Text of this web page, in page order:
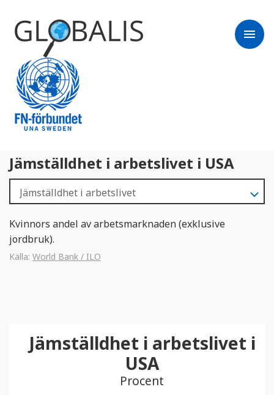
menu
Jämställdhet i arbetslivet i USA
Kvinnors andel av arbetsmarknaden (exklusive
jordbruk).
Källa: World Bank / ILO
Jämställdhet i arbetslivet i
USA
Procent